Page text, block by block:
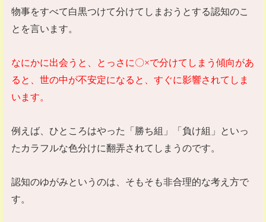
物事をすべて白黒つけて分けてしまおうとする認知のこ
とを言います。
なにかに出会うと、とっさに〇×で分けてしまう傾向があ
ると、世の中が不安定になると、すぐに影響されてしま
います。
例えば、ひところはやった「勝ち組」「負け組」といっ
たカラフルな色分けに翻弄されてしまうのです。
認知のゆがみというのは、そもそも非合理的な考え方で
す。